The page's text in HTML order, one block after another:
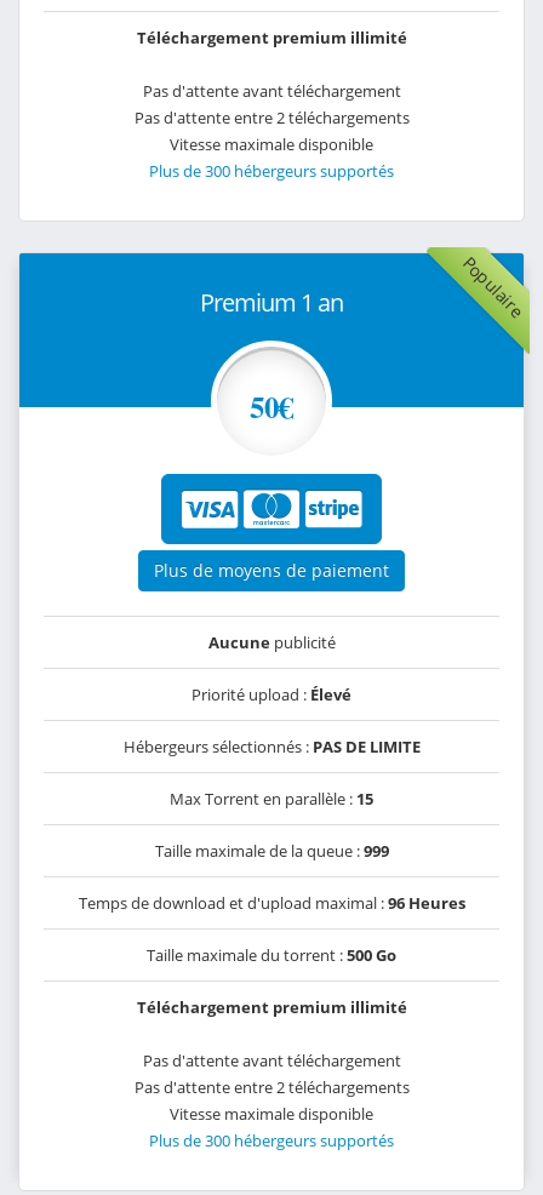
Téléchargement premium illimité
Pas d'attente avant téléchargement
Pas d'attente entre 2 téléchargements
Vitesse maximale disponible
Plus de 300 hébergeurs supportés
Populaire
Premium 1 an
50€
Plus de moyens de paiement
Aucunepublicité
Priorité upload : Élevé
Hébergeurs sélectionnés : PAS DE LIMITE
Max Torrent en parallèle : 15
Taille maximale de la queue :999
Temps de download et d'upload maximal :96 Heures
Taille maximale du torrent :500 Go
Téléchargement premium illimité
Pas d'attente avant téléchargement
Pas d'attente entre 2 téléchargements
Vitesse maximale disponible
Plus de 300 hébergeurs supportés